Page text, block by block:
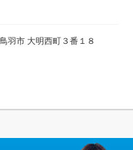
羽市 大明西町３番１８